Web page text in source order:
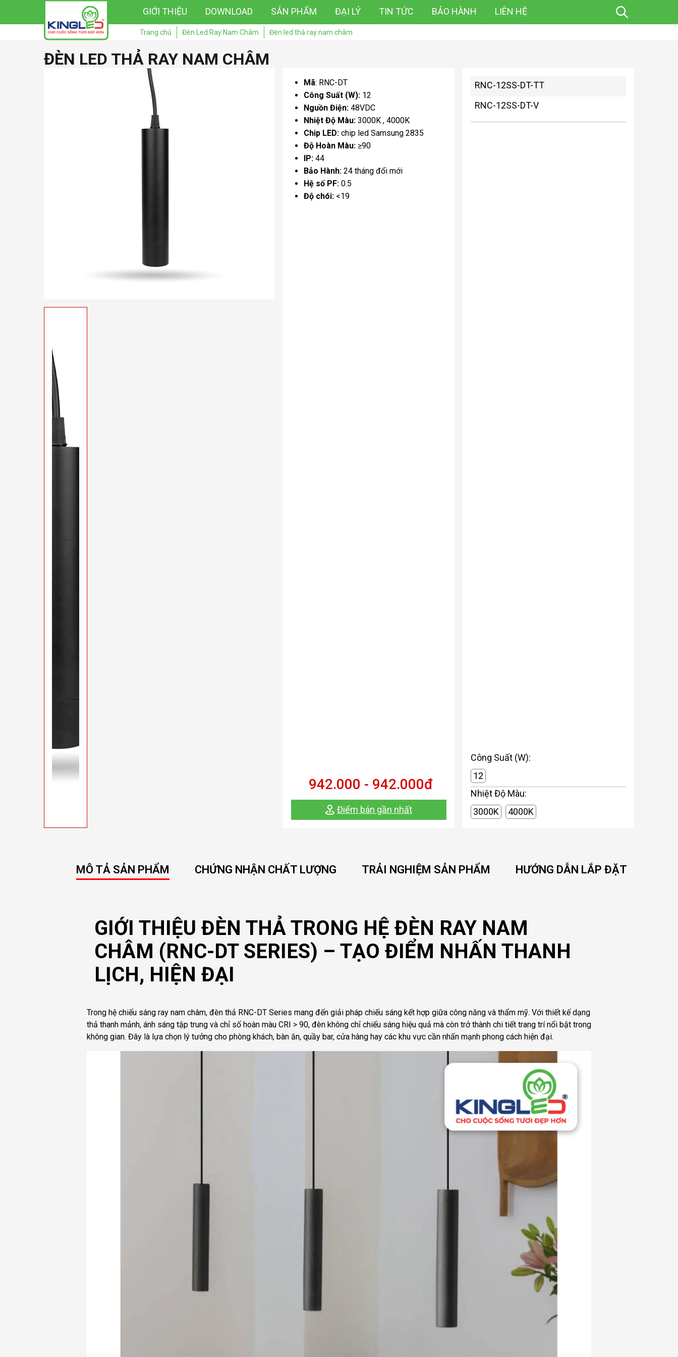
GIỚI THIỆU DOWNLOAD SẢN PHẨM ĐẠI LÝ TIN TỨC BẢO HÀNH LIÊN HỆ
Trang chủ Đèn Led Ray Nam Châm Đèn led thả ray nam châm
ĐÈN LED THẢ RAY NAM CHÂM
Mã: RNC-DT
Công Suất (W): 12
Nguồn Điện:48VDC
Nhiệt Độ Màu:3000K 4000K
Chip LED:chip led Samsung 2835
Độ Hoàn Màu: ≥90
IP:44
Bảo Hành:24 tháng đổi mới
Hệ số PF:0.5
Độ chói: <19
942.000 - 942.000đ
Điểm bán gần nhất
RNC-12SS-DT-TT
RNC-12SS-DT-V
Công Suất (W):
12
Nhiệt Độ Màu:
3000K
4000K
MÔ TẢ SẢN PHẨM CHỨNG NHẬN CHẤT LƯỢNG TRẢI NGHIỆM SẢN PHẨM HƯỚNG DẪN LẮP ĐẶT
GIỚI THIỆU ĐÈN THẢ TRONG HỆ ĐÈN RAY NAM
CHÂM (RNC-DT SERIES) – TẠO ĐIỂM NHẤN THANH
LỊCH, HIỆN ĐẠI
Trong hệ chiếu sáng ray nam châm, đèn thả RNC-DT Series mang đến giải pháp chiếu sáng kết hợp giữa công năng và thẩm mỹ. Với thiết kế dạng
thả thanh mảnh, ánh sáng tập trung và chỉ số hoàn màu CRI > 90, đèn không chỉ chiếu sáng hiệu quả mà còn trở thành chi tiết trang trí nổi bật trong
không gian. Đây là lựa chọn lý tưởng cho phòng khách, bàn ăn, quầy bar, cửa hàng hay các khu vực cần nhấn mạnh phong cách hiện đại.